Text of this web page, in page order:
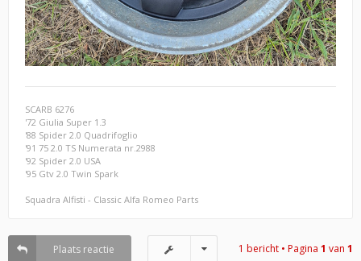
SCARB 6276
'72 Giulia Super 1.3
'88 Spider 2.0 Quadrifoglio
'91 75 2.0 TS Numerata nr.2988
'92 Spider 2.0 USA
'95 Gtv 2.0 Twin Spark
Squadra Alfisti - Classic Alfa Romeo Parts
Plaats reactie 1 bericht • Pagina 1 van 1